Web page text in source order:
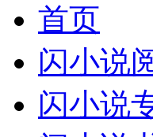
首页
闪小说
闪小说